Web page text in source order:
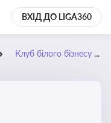
ВХІД ДО LIGA360
Клуб білого бізнесу